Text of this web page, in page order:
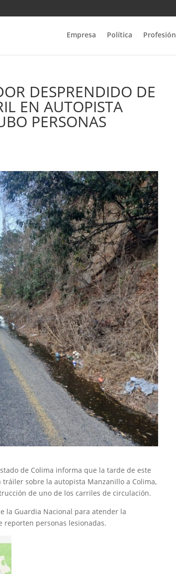
Empresa Política Profesión
DESPRENDIDO DE
EN AUTOPISTA
PERSONAS
de Colima informa que la tarde de este
sobre la autopista Manzanillo a Colima,
de uno de los carriles de circulación.
la Guardia Nacional para atender la
reporten personas lesionadas.